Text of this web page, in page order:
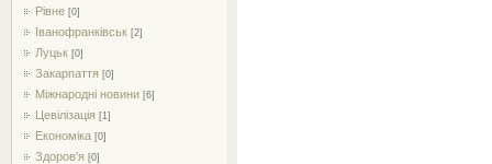
Рівне [0]
Іванофранківськ [2]
Луцьк [0]
Закарпаття [0]
Міжнародні новини [6]
Цевілізація [1]
Економіка [0]
Здоров'я [0]